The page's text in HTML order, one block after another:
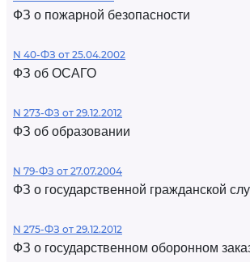
ФЗ о пожарной безопасности
N 40-ФЗ от 25.04.2002
ФЗ об ОСАГО
N 273-ФЗ от 29.12.2012
ФЗ об образовании
N 79-ФЗ от 27.07.2004
ФЗ о государственной гражданской
N 275-ФЗ от 29.12.2012
ФЗ о государственном оборонном